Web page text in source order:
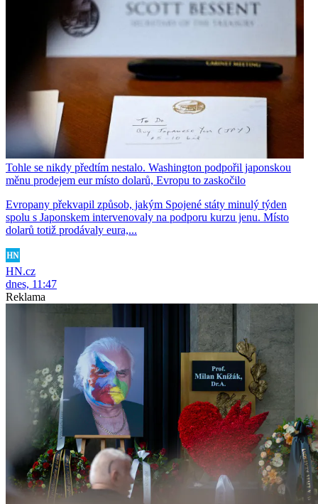
Tohle se nikdy předtím nestalo. Washington podpořil japonskou
měnu prodejem eur místo dolarů, Evropu to zaskočilo
Evropany překvapil způsob, jakým Spojené státy minulý týden
spolu s Japonskem intervenovaly na podporu kurzu jenu. Místo
dolarů totiž prodávaly eura,...
HN.cz
dnes, 11:47
Reklama